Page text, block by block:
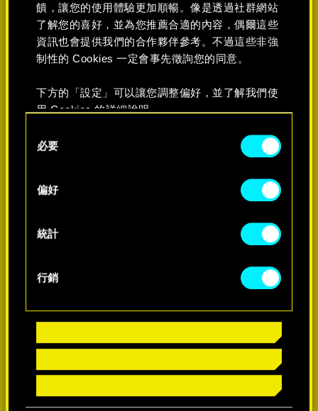
饋，讓您的使用體驗更加順暢。像是透過社群網站
了解您的喜好，並為您推薦合適的內容，偶爾這些
資訊也會提供我們的合作夥伴參考。不過這些非強
制性的 Cookies 一定會事先徵詢您的同意。
下方的「設定」可以讓您調整偏好，並了解我們使
用 Cookies 的詳細說明。
Selection
必要
偏好
統計
行銷